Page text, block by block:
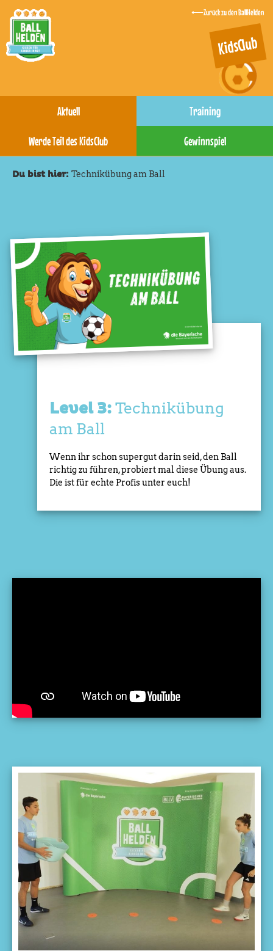
Zurück zu den BallHelden
Aktuell Training
Werde Teil des KidsClub Gewinnspiel
KidsClub
Du bist hier: Technikübung am Ball
Level 3: Technikübung
am Ball
Wenn ihr schon supergut darin seid, den Ball
richtig zu führen, probiert mal diese Übung aus.
Die ist für echte Profis unter euch!